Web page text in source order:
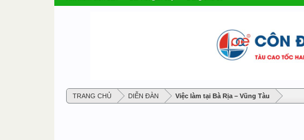
TRANG CHỦ DIỄN ĐÀN Việc làm tại Bà Rịa – Vũng Tàu